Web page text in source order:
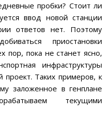
пробки? Стоит ли
ввод новой станции
ответов нет. Поэтому
приостановки
пор, пока не станет ясно,
инфраструктуры
Таких примеров, к
заложенное в генплане
текущими